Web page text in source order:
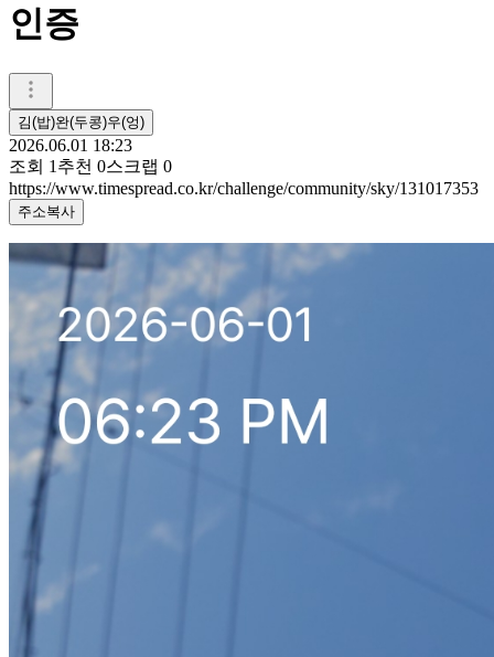
인증
김(밥)완(두콩)우(엉)
2026.06.01 18:23
조회 1 추천 0스크랩 0
https://www.timespread.co.kr/challenge/community/sky/131017353
주소복사